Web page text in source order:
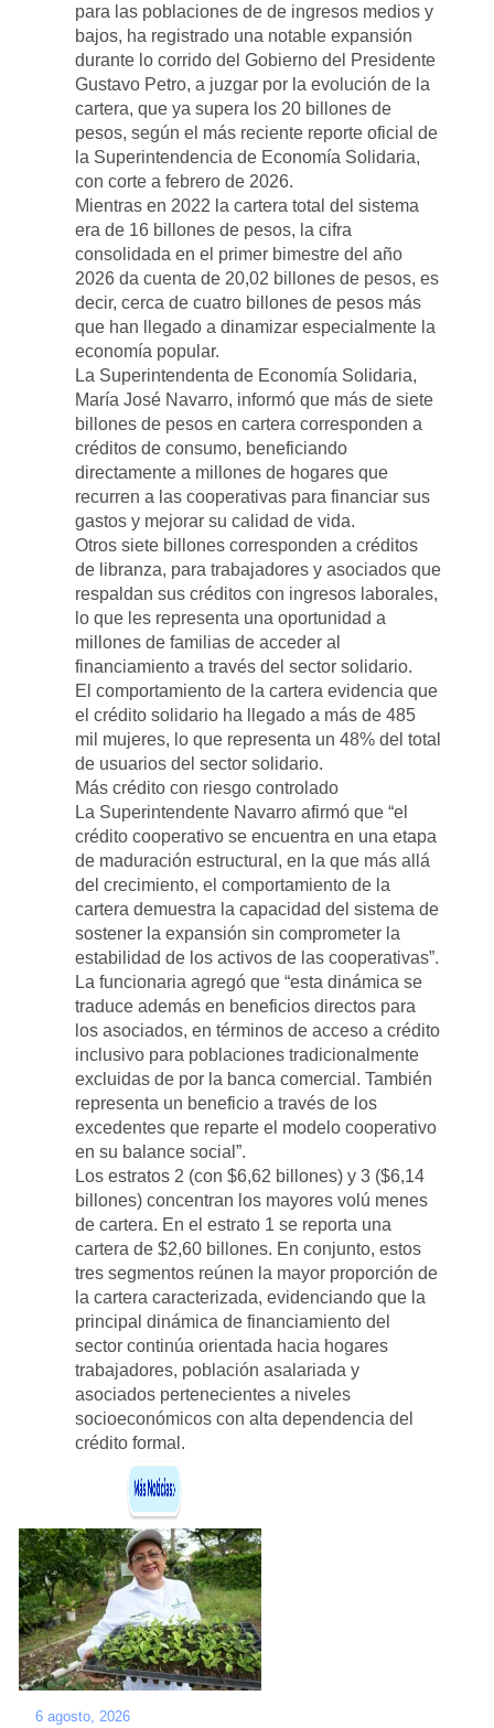
para las poblaciones de de ingresos medios y
bajos, ha registrado una notable expansión
durante lo corrido del Gobierno del Presidente
Gustavo Petro, a juzgar por la evolución de la
cartera, que ya supera los 20 billones de
pesos, según el más reciente reporte oficial de
la Superintendencia de Economía Solidaria,
con corte a febrero de 2026.
Mientras en 2022 la cartera total del sistema
era de 16 billones de pesos, la cifra
consolidada en el primer bimestre del año
2026 da cuenta de 20,02 billones de pesos, es
decir, cerca de cuatro billones de pesos más
que han llegado a dinamizar especialmente la
economía popular.
La Superintendenta de Economía Solidaria,
María José Navarro, informó que más de siete
billones de pesos en cartera corresponden a
créditos de consumo, beneficiando
directamente a millones de hogares que
recurren a las cooperativas para financiar sus
gastos y mejorar su calidad de vida.
Otros siete billones corresponden a créditos
de libranza, para trabajadores y asociados que
respaldan sus créditos con ingresos laborales,
lo que les representa una oportunidad a
millones de familias de acceder al
financiamiento a través del sector solidario.
El comportamiento de la cartera evidencia que
el crédito solidario ha llegado a más de 485
mil mujeres, lo que representa un 48% del total
de usuarios del sector solidario.
Más crédito con riesgo controlado
La Superintendente Navarro afirmó que “el
crédito cooperativo se encuentra en una etapa
de maduración estructural, en la que más allá
del crecimiento, el comportamiento de la
cartera demuestra la capacidad del sistema de
sostener la expansión sin comprometer la
estabilidad de los activos de las cooperativas”.
La funcionaria agregó que “esta dinámica se
traduce además en beneficios directos para
los asociados, en términos de acceso a crédito
inclusivo para poblaciones tradicionalmente
excluidas de por la banca comercial. También
representa un beneficio a través de los
excedentes que reparte el modelo cooperativo
en su balance social”.
Los estratos 2 (con $6,62 billones) y 3 ($6,14
billones) concentran los mayores volú menes
de cartera. En el estrato 1 se reporta una
cartera de $2,60 billones. En conjunto, estos
tres segmentos reúnen la mayor proporción de
la cartera caracterizada, evidenciando que la
principal dinámica de financiamiento del
sector continúa orientada hacia hogares
trabajadores, población asalariada y
asociados pertenecientes a niveles
socioeconómicos con alta dependencia del
crédito formal.
6 agosto, 2026